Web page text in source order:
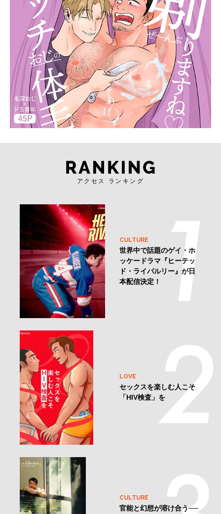
アクセス ランキング
CULTURE
世界中で話題のゲイ・ホ
ッケードラマ『ヒーテッ
ド・ライバルリー』が日
本配信決定！
LOVE
セックスを楽しむ人こそ
「HIV検査」を
CULTURE
官能と幻想が溶け合う──